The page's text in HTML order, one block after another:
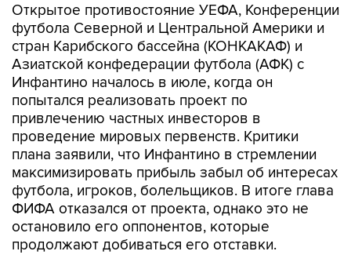
Открытое противостояние УЕФА, Конференции
футбола Северной и Центральной Америки и
стран Карибского бассейна (КОНКАКАФ) и
Азиатской конфедерации футбола (АФК) с
Инфантино началось в июле, когда он
попытался реализовать проект по
привлечению частных инвесторов в
проведение мировых первенств. Критики
плана заявили, что Инфантино в стремлении
максимизировать прибыль забыл об интересах
футбола, игроков, болельщиков. В итоге глава
ФИФА отказался от проекта, однако это не
остановило его оппонентов, которые
продолжают добиваться его отставки.